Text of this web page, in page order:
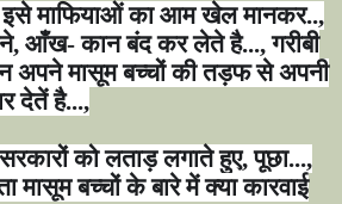
इसे माफियाओं का आम खेल मानकर..,
, आँख- कान बंद कर लेते है...,गरीबी
अपने मासूम बच्चों की तड़फ से अपनी
देतें है...,
को लताड़ लगाते हुए,पूछा...,
मासूम बच्चों के बारे में क्या कारवाई